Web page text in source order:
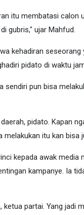
itu membatasi calon
gubris," ujar Mahfud.
kehadiran
pidato di waktu
sendiri pun bisa
pidato. Kapan
melakukan itu kan bisa
kepada awak media
kampanye. Ia
ketua partai. Yang jadi